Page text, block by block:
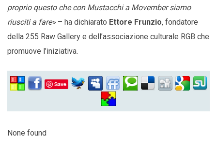
proprio questo che con Mustacchi a Movember siamo
riusciti a fare» – ha dichiarato Ettore Frunzio, fondatore
della 255 Raw Gallery e dell’associazione culturale RGB che
promuove l’iniziativa.
Save
None found